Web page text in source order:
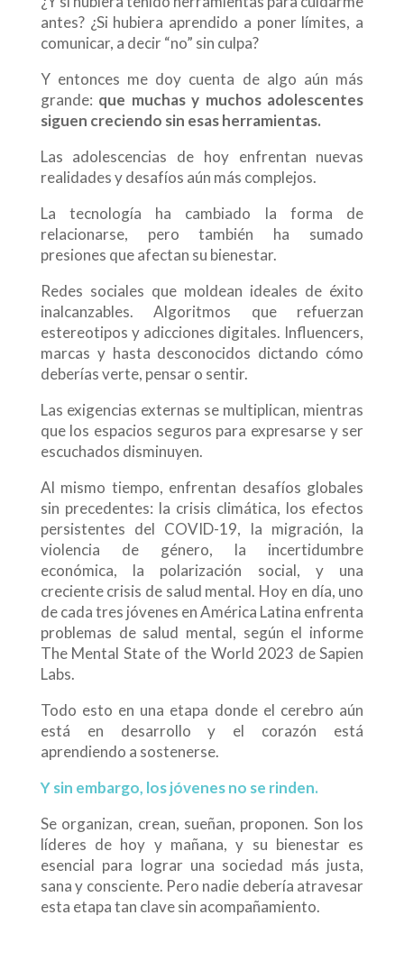
antes? ¿Si hubiera aprendido a poner límites, a
comunicar, a decir “no” sin culpa?
Y entonces me doy cuenta de algo aún más
grande: que muchas y muchos adolescentes
siguen creciendo sin esas herramientas.
Las adolescencias de hoy enfrentan nuevas
realidades y desafíos aún más complejos.
La tecnología ha cambiado la forma de
relacionarse, pero también ha sumado
presiones que afectan su bienestar.
Redes sociales que moldean ideales de éxito
inalcanzables. Algoritmos que refuerzan
estereotipos y adicciones digitales. Influencers,
marcas y hasta desconocidos dictando cómo
deberías verte, pensar o sentir.
Las exigencias externas se multiplican, mientras
que los espacios seguros para expresarse y ser
escuchados disminuyen.
Al mismo tiempo, enfrentan desafíos globales
sin precedentes: la crisis climática, los efectos
persistentes del COVID-19, la migración, la
violencia de género, la incertidumbre
económica, la polarización social, y una
creciente crisis de salud mental. Hoy en día, uno
de cada tres jóvenes en América Latina enfrenta
problemas de salud mental, según el informe
The Mental State of the World 2023 de Sapien
Labs.
Todo esto en una etapa donde el cerebro aún
está en desarrollo y el corazón está
aprendiendo a sostenerse.
Y sin embargo, los jóvenes no se rinden.
Se organizan, crean, sueñan, proponen. Son los
líderes de hoy y mañana, y su bienestar es
esencial para lograr una sociedad más justa,
sana y consciente. Pero nadie debería atravesar
esta etapa tan clave sin acompañamiento.